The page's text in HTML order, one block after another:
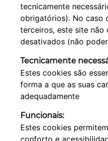
tecnicamente
obrigatórios). No caso
terceiros, este site
desativados (não
Tecnicamente
Estes cookies são
forma a que as suas
adequadamente
Funcionais:
Estes cookies
conforto e